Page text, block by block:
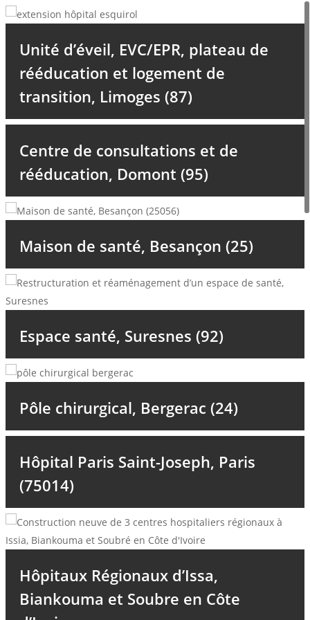
Skip
to
mainUnité d’éveil, EVC/EPR, plateau de
rééducation et logement de
transition, Limoges (87)
Centre de consultations et de
rééducation, Domont (95)
Maison de santé, Besançon (25)
Espace santé, Suresnes (92)
Pôle chirurgical, Bergerac (24)
Hôpital Paris Saint-Joseph, Paris
(75014)
Hôpitaux Régionaux d’Issa,
Biankouma et Soubre en Côte
+